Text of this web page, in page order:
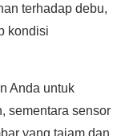
terhadap debu,
kondisi
Anda untuk
sementara sensor
yang tajam dan